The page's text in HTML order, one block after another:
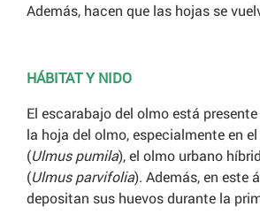
Además, hacen que las hojas se
HÁBITAT Y NIDO
El escarabajo del olmo está
la hoja del olmo, especialmente en
(Ulmus pumila), el olmo urbano
(Ulmus parvifolia). Además, en este
depositan sus huevos durante la